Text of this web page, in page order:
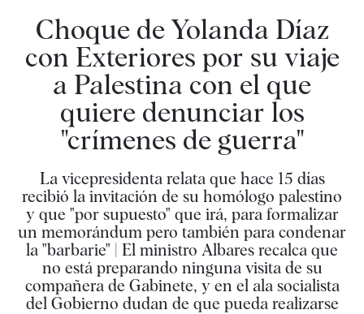
Choque de Yolanda Díaz
con Exteriores por su viaje
a Palestina con el que
quiere denunciar los
"crímenes de guerra"
La vicepresidenta relata que hace 15 días
recibió la invitación de su homólogo palestino
y que "por supuesto" que irá, para formalizar
un memorándum pero también para condenar
la "barbarie" | El ministro Albares recalca que
no está preparando ninguna visita de su
compañera de Gabinete, y en el ala socialista
del Gobierno dudan de que pueda realizarse